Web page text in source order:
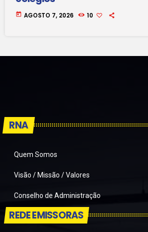
today AGOSTO 7, 2026 10
RNA
Quem Somos
Visão / Missão / Valores
Conselho de Administração
REDE EMISSORAS